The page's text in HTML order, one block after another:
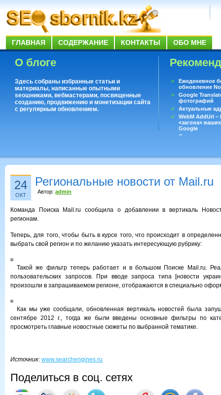
ГЛАВНАЯ СОДЕРЖАНИЕ КОНТАКТЫ ОБО МНЕ
О блоге
Здесь собраны избранные статьи и
материалы, написанные опытными
seoшниками, вебмастерами, посвященные
созданию, продвижению и монетизации сайта
с регулярным обновлением.
Ежеденевное
обновление
Google
фотографий
Актуальные
WebM AddUrl
«загона»
Google
Существует
24
ОКТ
Региональные новости от Mail.ru
Автор: admin
Команда Поиска Mail.ru сообщила о добавлении в вертикаль
регионам.
Теперь, для того, чтобы быть в курсе того, что происходит в
выбрать свой регион и по желанию указать интересующую рубрику:
Такой же фильтр теперь работает и в большом Поиске Mail.ru.
пользовательских запросов. При вводе запроса типа [новости
произошли в запрашиваемом регионе, отображаются в специально
Как мы уже сообщали, обновленная вертикаль новостей была
сентябре 2012 г., тогда же были введены основные фильтры по
просмотреть главные новостные сюжеты по выбранной тематике.
Источник: www.searchengines.ru
Поделиться в соц. сетях